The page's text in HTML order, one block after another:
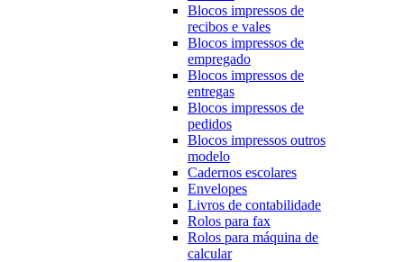
Blocos impressos de
recibos e vales
Blocos impressos de
empregado
Blocos impressos de
entregas
Blocos impressos de
pedidos
Blocos impressos outros
modelo
Cadernos escolares
Envelopes
Livros de contabilidade
Rolos para fax
Rolos para máquina de
calcular